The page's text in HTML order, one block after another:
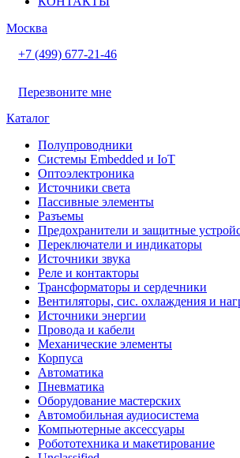
Москва
+7 (499) 677-21-46
Перезвоните мне
Каталог
Полупроводники
Системы Embedded и IoT
Oптоэлектроника
Источники света
Пассивные элементы
Разъeмы
Предохранители и защитные
Переключатели и индикаторы
Источники звука
Реле и контакторы
Трансформаторы и сердечники
Вентиляторы, сис. охлаждения и
Источники энергии
Провода и кабели
Механические элементы
Корпуса
Автоматика
Пневматика
Оборудование мастерских
Автомобильная аудиосистема
Компьютерные аксессуары
Робототехника и макетирование